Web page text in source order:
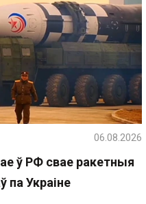
ў РФ свае ракетныя
па Украіне
06.08.2026